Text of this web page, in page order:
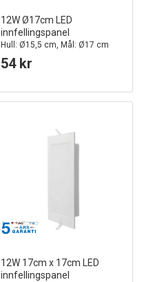
12W Ø17cm LED
innfellingspanel
Hull: Ø15,5 cm, Mål: Ø17 cm
54 kr
12W 17cm x 17cm LED
innfellingspanel